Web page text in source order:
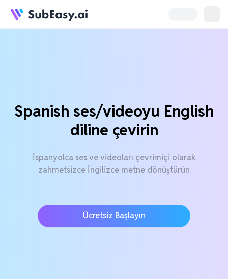
Spanish ses/videoyu English
diline çevirin
İspanyolca ses ve videoları çevrimiçi olarak
zahmetsizce İngilizce metne dönüştürün
Ücretsiz Başlayın